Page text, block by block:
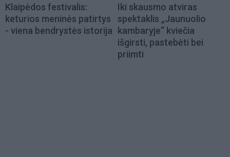
Klaipėdos festivalis:
keturios meninės patirtys
- viena bendrystės istorija
Iki skausmo atviras
spektaklis „Jaunuolio
kambaryje“ kviečia
išgirsti, pastebėti bei
priimti